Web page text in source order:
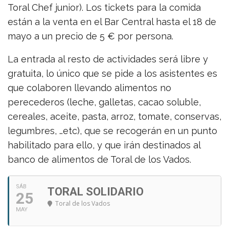
Toral Chef junior). Los tickets para la comida
están a la venta en el Bar Central hasta el 18 de
mayo a un precio de 5 € por persona.
La entrada al resto de actividades será libre y
gratuita, lo único que se pide a los asistentes es
que colaboren llevando alimentos no
perecederos (leche, galletas, cacao soluble,
cereales, aceite, pasta, arroz, tomate, conservas,
legumbres, …etc), que se recogerán en un punto
habilitado para ello, y que irán destinados al
banco de alimentos de Toral de los Vados.
SÁB
25
MAY
TORAL SOLIDARIO
Toral de los Vados